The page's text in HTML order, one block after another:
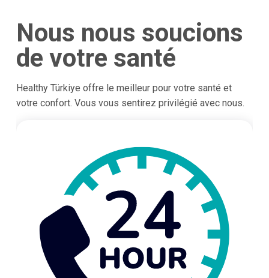
Nous nous soucions
de votre santé
Healthy Türkiye offre le meilleur pour votre santé et
votre confort. Vous vous sentirez privilégié avec nous.